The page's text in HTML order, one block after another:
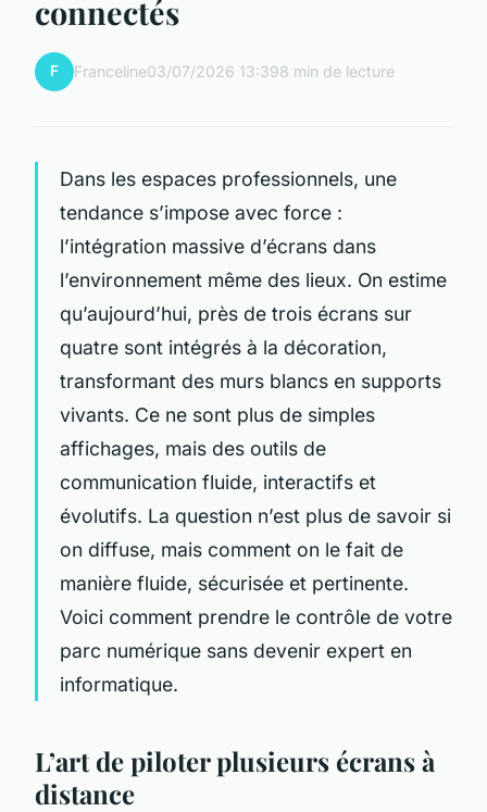
connectés
F Franceline03/07/2026 13:398 min de lecture
Dans les espaces professionnels, une
tendance s’impose avec force :
l’intégration massive d’écrans dans
l’environnement même des lieux. On estime
qu’aujourd’hui, près de trois écrans sur
quatre sont intégrés à la décoration,
transformant des murs blancs en supports
vivants. Ce ne sont plus de simples
affichages, mais des outils de
communication fluide, interactifs et
évolutifs. La question n’est plus de savoir si
on diffuse, mais comment on le fait de
manière fluide, sécurisée et pertinente.
Voici comment prendre le contrôle de votre
parc numérique sans devenir expert en
informatique.
L’art de piloter plusieurs écrans à
distance